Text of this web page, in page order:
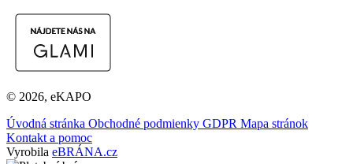
© 2026, eKAPO
Úvodná stránka Obchodné podmienky GDPR Mapa stránok
Kontakt a pomoc
Vyrobila eBRÁNA.cz